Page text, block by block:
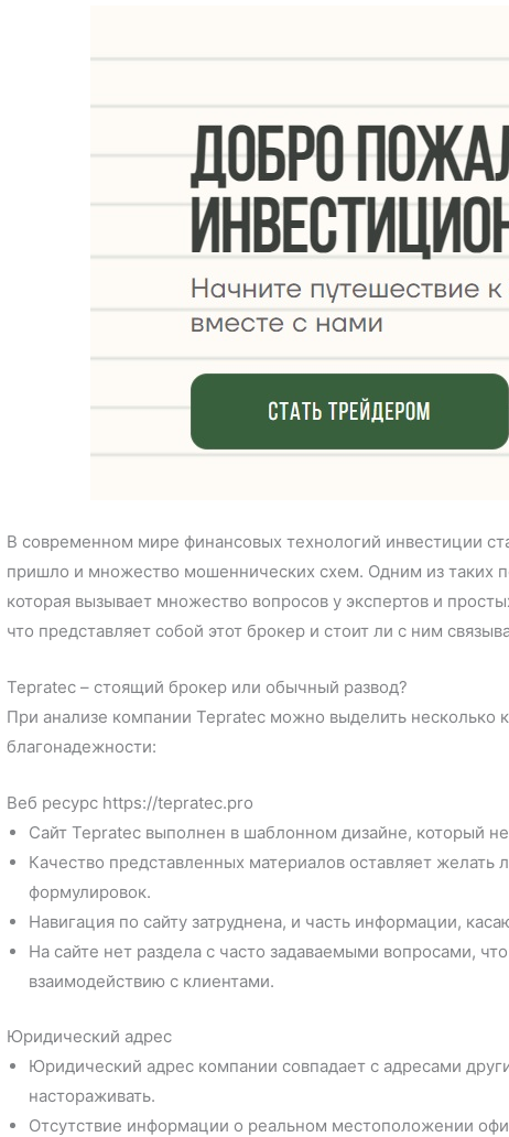
В современном мире финансовых технологий инвестиции
пришло и множество мошеннических схем. Одним из таких
которая вызывает множество вопросов у экспертов и
что представляет собой этот брокер и стоит ли с ним
Tepratec – стоящий брокер или обычный развод?
При анализе компании Tepratec можно выделить несколько
благонадежности:
Веб ресурс https://tepratec.pro
Сайт Tepratec выполнен в шаблонном дизайне, который
Качество представленных материалов оставляет
формулировок.
Навигация по сайту затруднена, и часть информации,
На сайте нет раздела с часто задаваемыми вопросами,
взаимодействию с клиентами.
Юридический адрес
Юридический адрес компании совпадает с адресами
настораживать.
Отсутствие информации о реальном местоположении